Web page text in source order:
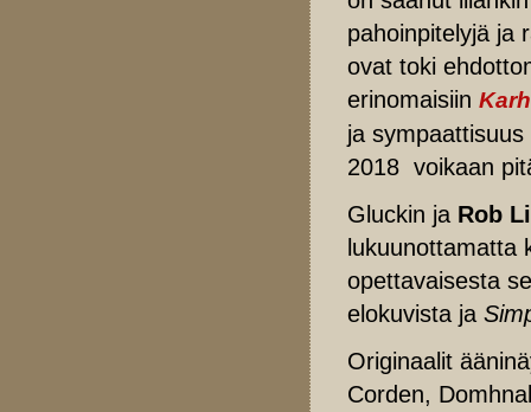
pahoinpitelyjä ja
ovat toki
erinomaisiin
ja
2018 voikaan
Gluckin ja Rob
lukuunottamatta
opettavaisesta
elokuvista ja
Originaalit
Corden,